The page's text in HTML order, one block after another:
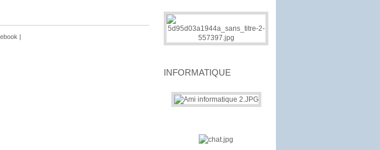
INFORMATIQUE
|